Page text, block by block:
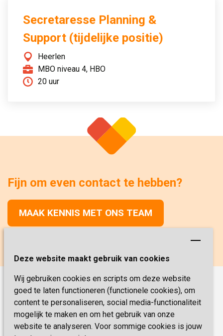
Deze website maakt gebruik van cookies
Wij gebruiken cookies en scripts om deze website
goed te laten functioneren (functionele cookies), om
content te personaliseren, social media-functionaliteit
mogelijk te maken en om het gebruik van onze
website te analyseren. Voor sommige cookies is jouw
Secretaresse Planning &
Support (tijdelijke positie)
Heerlen
MBO niveau 4, HBO
20 uur
Onze functies
Verpleegkunde
Verzorging
Vacatures
Fijn om even contact te hebben?
MAAK KENNIS MET ONS TEAM